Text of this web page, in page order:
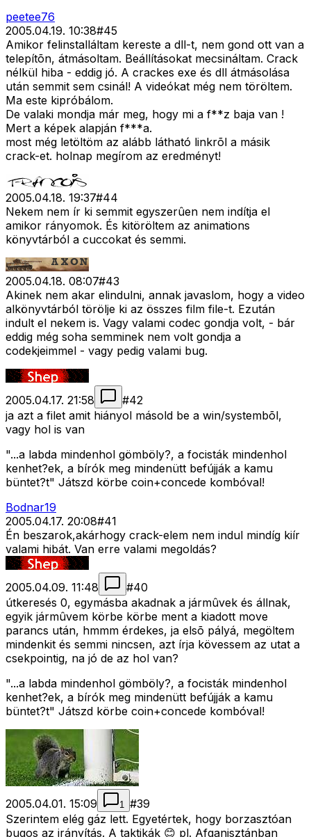
peetee76
2005.04.19. 10:38#45
Amikor felinstalláltam kereste a dll-t, nem gond ott van a
telepítõn, átmásoltam. Beállításokat mecsináltam. Crack
nélkül hiba - eddig jó. A crackes exe és dll átmásolása
után semmit sem csinál! A videókat még nem töröltem.
Ma este kipróbálom.
De valaki mondja már meg, hogy mi a f**z baja van !
Mert a képek alapján f***a.
most még letöltöm az alább látható linkrõl a másik
crack-et. holnap megírom az eredményt!
2005.04.18. 19:37#44
Nekem nem ír ki semmit egyszerûen nem indítja el
amikor rányomok. És kitöröltem az animations
könyvtárból a cuccokat és semmi.
2005.04.18. 08:07#43
Akinek nem akar elindulni, annak javaslom, hogy a video
alkönyvtárból törölje ki az összes film file-t. Ezután
indult el nekem is. Vagy valami codec gondja volt, - bár
eddig még soha semminek nem volt gondja a
codekjeimmel - vagy pedig valami bug.
2005.04.17. 21:58 #42
ja azt a filet amit hiányol másold be a win/systembõl,
vagy hol is van
"...a labda mindenhol gömböly?, a focisták mindenhol
kenhet?ek, a bírók meg mindenütt befújják a kamu
büntet?t" Játszd körbe coin+concede kombóval!
Bodnar19
2005.04.17. 20:08#41
Én beszarok,akárhogy crack-elem nem indul mindíg kiír
valami hibát. Van erre valami megoldás?
2005.04.09. 11:48 #40
útkeresés 0, egymásba akadnak a jármûvek és állnak,
egyik jármûvem körbe körbe ment a kiadott move
parancs után, hmmm érdekes, ja elsõ pályá, megöltem
mindenkit és semmi nincsen, azt írja kövessem az utat a
csekpointig, na jó de az hol van?
"...a labda mindenhol gömböly?, a focisták mindenhol
kenhet?ek, a bírók meg mindenütt befújják a kamu
büntet?t" Játszd körbe coin+concede kombóval!
2005.04.01. 15:09 1 #39
Szerintem elég gáz lett. Egyetértek, hogy borzasztóan
bugos az irányítás. A taktikák 😊 pl. Afganisztánban